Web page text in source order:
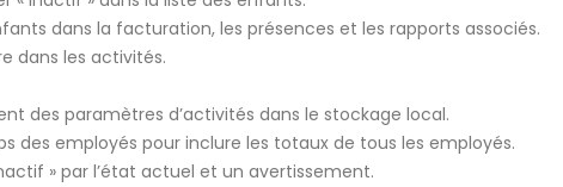
dans la facturation, les présences et les rapports associés.
dans les activités.
des paramètres d’activités dans le stockage local.
des employés pour inclure les totaux de tous les employés.
» par l’état actuel et un avertissement.